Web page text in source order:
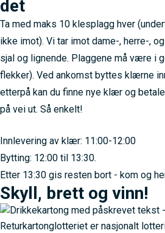
det
Ta med maks 10 klesplagg hver
ikke imot). Vi tar imot dame-, herre-,
sjal og lignende. Plaggene må være i
flekker). Ved ankomst byttes klærne
etterpå kan du finne nye klær og
på vei ut. Så enkelt!
Innlevering av klær: 11:00-12:00
Bytting: 12:00 til 13:30.
Etter 13:30 gis resten bort - kom og
Skyll, brett og vinn!
Returkartonglotteriet er nasjonalt